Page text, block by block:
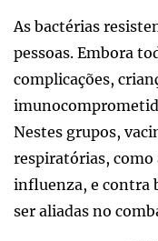
As bactérias
pessoas. Embora
complicações,
Nestes grupos,
respiratórias, como
influenza, e contra
ser aliadas no